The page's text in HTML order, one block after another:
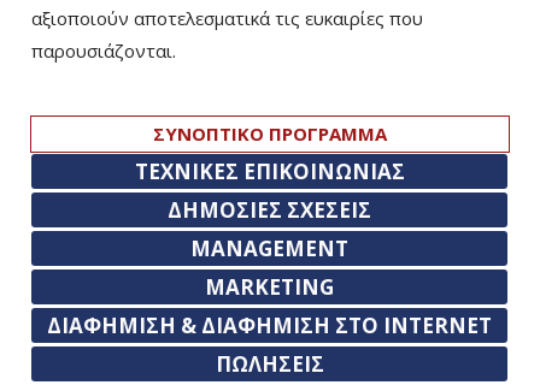
αξιοποιούν αποτελεσματικά τις ευκαιρίες που
παρουσιάζονται.
ΣΥΝΟΠΤΙΚΟ ΠΡΟΓΡΑΜΜΑ
ΤΕΧΝΙΚΕΣ ΕΠΙΚΟΙΝΩΝΙΑΣ
ΔΗΜΟΣΙΕΣ ΣΧΕΣΕΙΣ
MANAGEMENT
MARKETING
ΔΙΑΦΗΜΙΣΗ & ΔΙΑΦΗΜΙΣΗ ΣΤΟ INTERNET
ΠΩΛΗΣΕΙΣ